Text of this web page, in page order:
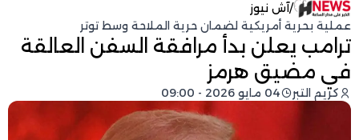
/آش نيوز
عملية بحرية أمريكية لضمان حرية الملاحة وسط توتر
ترامب يعلن بدأ مرافقة السفن العالقة
في مضيق هرمز
كريم التبر 04 مايو 2026 - 09:00